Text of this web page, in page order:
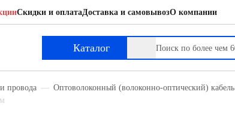
Скидки и оплатаДоставка и самовывозО компании
Каталог
провода Оптоволоконный (волоконно-оптический) кабель
LSZH-D-IN/OUT-40